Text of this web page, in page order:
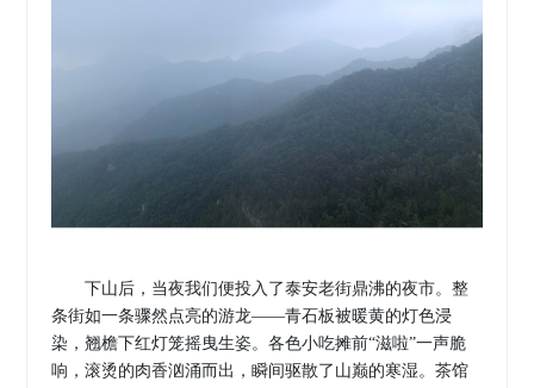
下山后，当夜我们便投入了泰安老街鼎沸的夜市。整
条街如一条骤然点亮的游龙——青石板被暖黄的灯色浸
染，翘檐下红灯笼摇曳生姿。各色小吃摊前“滋啦”一声脆
响，滚烫的肉香汹涌而出，瞬间驱散了山巅的寒湿。茶馆